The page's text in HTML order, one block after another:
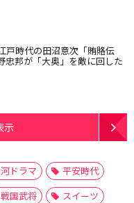
戸時代の田沼意次「賄賂伝
忠邦が「大奥」を敵に回した
示
ドラマ
平安時代
戦国武将
スイーツ